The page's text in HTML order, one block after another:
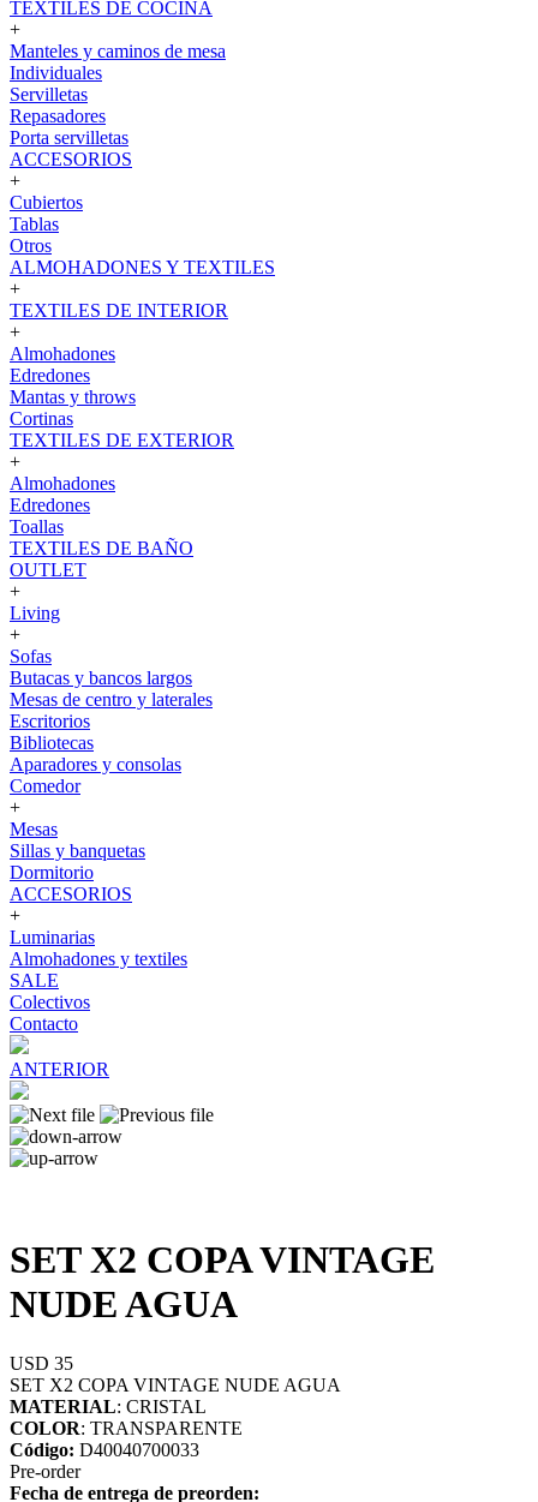
TEXTILES DE COCINA
+
Manteles y caminos de mesa
Individuales
Servilletas
Repasadores
Porta servilletas
ACCESORIOS
+
Cubiertos
Tablas
Otros
ALMOHADONES Y TEXTILES
+
TEXTILES DE INTERIOR
+
Almohadones
Edredones
Mantas y throws
Cortinas
TEXTILES DE EXTERIOR
+
Almohadones
Edredones
Toallas
TEXTILES DE BAÑO
OUTLET
+
Living
+
Sofas
Butacas y bancos largos
Mesas de centro y laterales
Escritorios
Bibliotecas
Aparadores y consolas
Comedor
+
Mesas
Sillas y banquetas
Dormitorio
ACCESORIOS
+
Luminarias
Almohadones y textiles
SALE
Colectivos
Contacto
ANTERIOR
SET X2 COPA VINTAGE
NUDE AGUA
USD 35
SET X2 COPA VINTAGE NUDE AGUA
MATERIAL: CRISTAL
COLOR: TRANSPARENTE
Código: D40040700033
Pre-order
Fecha de entrega de preorden: